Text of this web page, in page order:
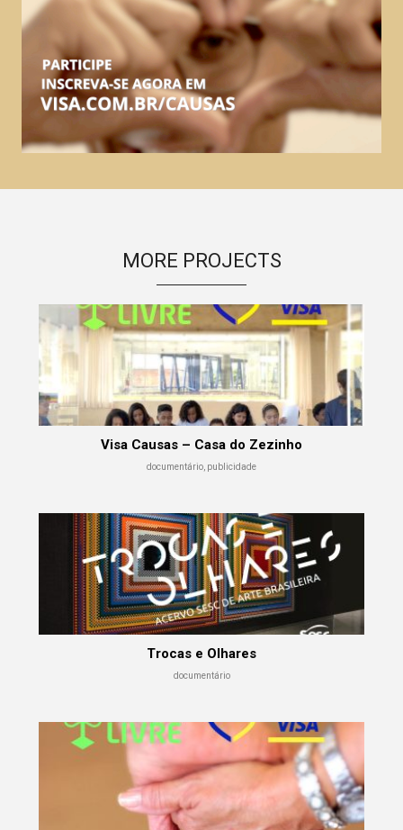
MORE PROJECTS
Visa Causas – Casa do Zezinho
documentário, publicidade
Trocas e Olhares
documentário